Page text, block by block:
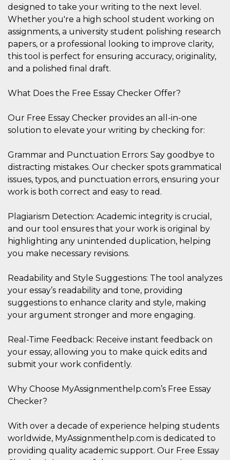
designed to take your writing to the next level.
Whether you're a high school student working on
assignments, a university student polishing research
papers, or a professional looking to improve clarity,
this tool is perfect for ensuring accuracy, originality,
and a polished final draft.
What Does the Free Essay Checker Offer?
Our Free Essay Checker provides an all-in-one
solution to elevate your writing by checking for:
Grammar and Punctuation Errors: Say goodbye to
distracting mistakes. Our checker spots grammatical
issues, typos, and punctuation errors, ensuring your
work is both correct and easy to read.
Plagiarism Detection: Academic integrity is crucial,
and our tool ensures that your work is original by
highlighting any unintended duplication, helping
you make necessary revisions.
Readability and Style Suggestions: The tool analyzes
your essay’s readability and tone, providing
suggestions to enhance clarity and style, making
your argument stronger and more engaging.
Real-Time Feedback: Receive instant feedback on
your essay, allowing you to make quick edits and
submit your work confidently.
Why Choose MyAssignmenthelp.com’s Free Essay
Checker?
With over a decade of experience helping students
worldwide, MyAssignmenthelp.com is dedicated to
providing quality academic support. Our Free Essay
per un utente
tra le pagine.
CookieScriptConsent
CookieScript
oooh.events
4
settimane
2 giorni
Questo cookie
viene utilizzato
dal servizio
Cookie-
Script.com per
visitatori. È
cookie di
Cookie-
Script.com
funzioni
m
Stripe
m.stripe.com
1 anno 1
mese
Questo cookie
viene
utilizzato per le
dei pagamenti,
facilitando la
memorizzazione
dei contenuti
sul browser per
Storage declaration
Nome Storage type
Descrizione
wpEmojiSettingsSupports
Archiviazione
cn_uc__
Archiviazione
fbssls_314278995690155
Archiviazione
di sessione
Nome
Provider /
Dominio
Scadenza Descrizione
Dominio
__Secure-
YNID
.youtube.com
5 mesi 4
settimane